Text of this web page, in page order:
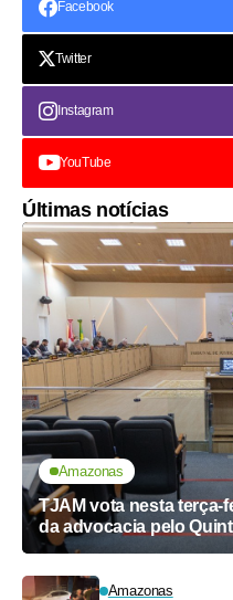
Facebook
Twitter
Instagram
YouTube
Últimas notícias
Amazonas
TJAM vota nesta terça-
da advocacia pelo
Amazonas